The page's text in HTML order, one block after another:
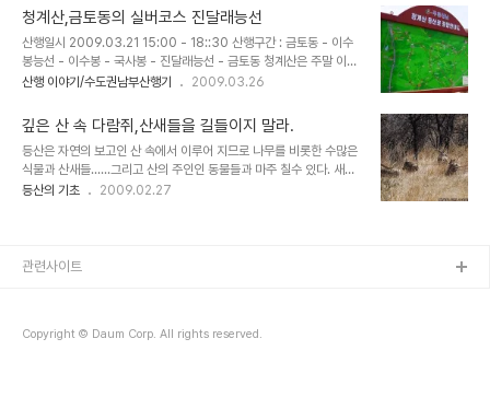
진하여 진행한다. 이 내리막길 전에도 ..
까지 3일간 이천산수유축제가 열린다고 하는데 이천시 백사면의 경사
리와 송말리 일원에 심어진 17,000여 그루의 노오란 산수유 군락지
는 그야말로 봄 축제의 황홀함을 실감케 해주고도 남는다. 하지만 신수
유 축제장에만 들렸다가 돌아가는 것은 등산인들에겐 무언가 허전함
이 있을 것인데 산수유 축제장을 능선으로 길게 감싸고 있는 이천의 원
움을 소개 하고자 한다. 이천 원적산의 들머리는 이천..
청계산,금토동의 실버코스 진달래능선
산행일시 2009.03.21 15:00 - 18::30 산행구간 : 금토동 - 이수
봉능선 - 이수봉 - 국사봉 - 진달래능선 - 금토동 청계산은 주말 이면
등산로에 정체현상이 일어날 정도로 혼잡한데 특히 양재동 원터골이
이 와중에도 주말에 인파가 적은 호젓한 산행이 가능한 코스가 금토동
코스이다. 금토동에서 이수봉 , 국사봉으로 돌아 원점귀하는 구간은 이
수봉 능선길만 지나면 호섯한 길을 따라 산행을 마칠수 있다.또한 진달
래 능선을 두곳이나 지나는 코스여서 가벼운 봄산행지로 추천할 만한
곳이다. 금토동 산불감시초소 가기전 공터에는 항상 주차할 여유가 있
산행 이야기/수도권남부산행기 2009.03.26
깊은 산 속 다람쥐,산새들을 길들이지 말라.
등산은 자연의 보고인 산 속에서 이루어 지므로 나무를 비롯한 수많은
식물과 산새들......그리고 산의 주인인 동물들과 마주 칠수 있다. 새나
다람쥐같은 귀여운 동물들을 마주할때에는 산행의 즐거움이 배가 되
산 봉우리나 휴식장소 같은 곳엔 등산객들이 던져주고 가는 먹이를 먹
을 유발하고 있는 것은 문제라 할수..
등산의 기초 2009.02.27
Copyright © Daum Corp. All rights reserved.
관련사이트